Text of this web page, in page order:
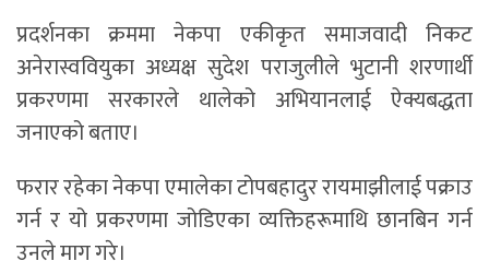
प्रदर्शनका क्रममा नेकपा एकीकृत समाजवादी निकट
अनेरास्ववियुका अध्यक्ष सुदेश पराजुलीले भुटानी शरणार्थी
प्रकरणमा सरकारले थालेको अभियानलाई ऐक्यबद्धता
जनाएको बताए।
फरार रहेका नेकपा एमालेका टोपबहादुर रायमाझीलाई पक्राउ
गर्न र यो प्रकरणमा जोडिएका व्यक्तिहरूमाथि छानबिन गर्न
उनले माग गरे।